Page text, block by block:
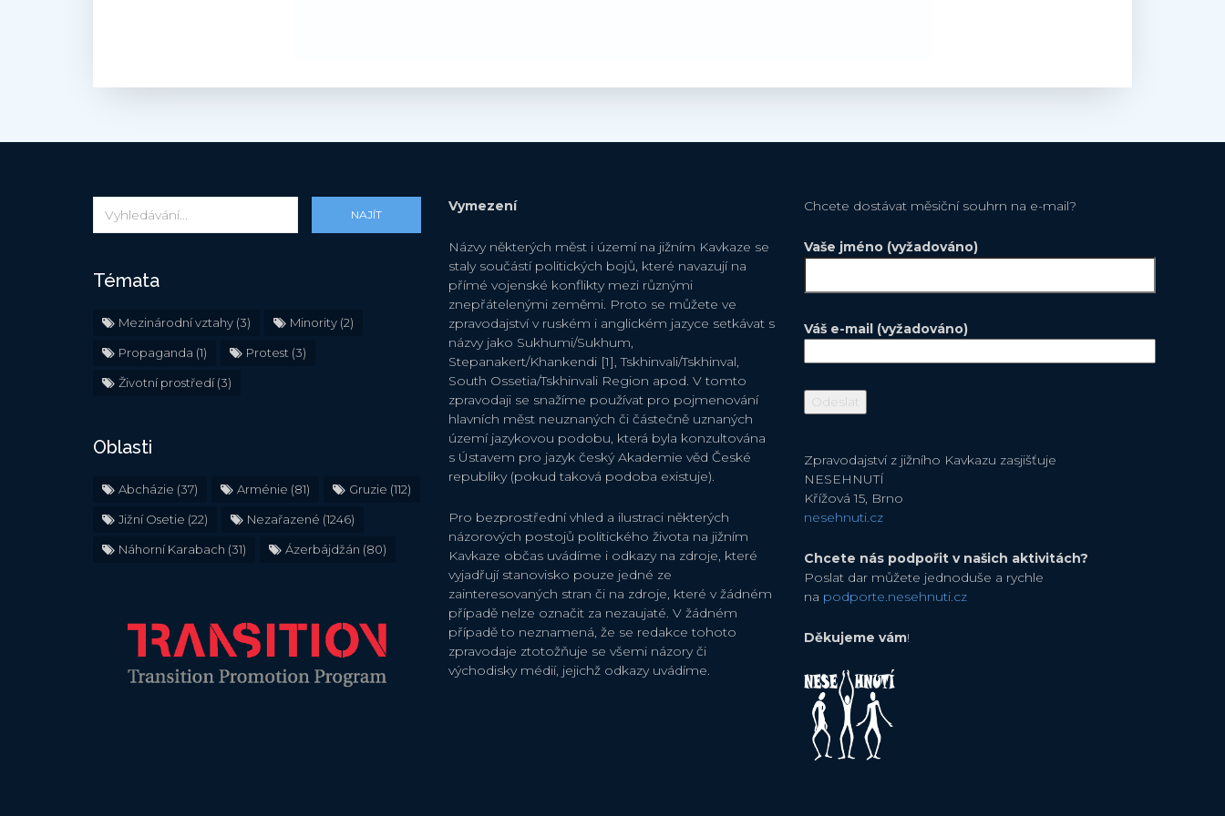
NAJÍT
Témata
Mezinárodní vztahy (3) Minority (2)
Propaganda (1) Protest (3)
Životní prostředí(3)
Oblasti
Abcházie (37) Arménie (81) Gruzie (112)
Jižní Osetie (22) Nezařazené (1246)
Náhorní Karabach (31) Ázerbájdžán (80)
Vymezení
Názvy některých měst i území na jižním Kavkaze se
staly součástí politických bojů, které navazují na
přímé vojenské konflikty mezi různými
znepřátelenými zeměmi. Proto se můžete ve
zpravodajství v ruském i anglickém jazyce setkávat s
názvy jako Sukhumi/Sukhum,
Stepanakert/Khankendi [1], Tskhinvali/Tskhinval,
South Ossetia/Tskhinvali Region apod. V tomto
zpravodaji se snažíme používat pro pojmenování
hlavních měst neuznaných či částečně uznaných
území jazykovou podobu, která byla konzultována
s Ústavem pro jazyk český Akademie věd České
republiky (pokud taková podoba existuje).
Pro bezprostřední vhled a ilustraci některých
názorových postojů politického života na jižním
Kavkaze občas uvádíme i odkazy na zdroje, které
vyjadřují stanovisko pouze jedné ze
zainteresovaných stran či na zdroje, které v žádném
případě nelze označit za nezaujaté. V žádném
případě to neznamená, že se redakce tohoto
zpravodaje ztotožňuje se všemi názory či
východisky médií, jejichž odkazy uvádíme.
Chcete dostávat měsiční souhrn na e-mail?
Vaše jméno (vyžadováno)
Váš e-mail (vyžadováno)
Zpravodajství z jižního Kavkazu zasjišťuje
NESEHNUTÍ
Křížová 15, Brno
nesehnuti.cz
Chcete nás podpořit v našich aktivitách?
Poslat dar můžete jednoduše a rychle
na podporte.nesehnuti.cz
Děkujeme vám!